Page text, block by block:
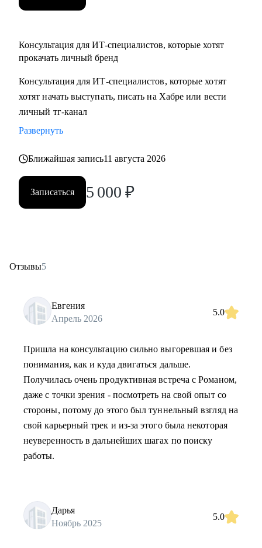
Консультация для ИТ-специалистов, которые хотят
прокачать личный бренд
Консультация для ИТ-специалистов, которые хотят
хотят начать выступать, писать на Хабре или вести
личный тг-канал
Развернуть
Ближайшая запись11 августа 2026
Записаться 5 000 ₽
Отзывы5
Евгения
Апрель 2026
5.0
Пришла на консультацию сильно выгоревшая и без
понимания, как и куда двигаться дальше.
Получилась очень продуктивная встреча с Романом,
даже с точки зрения - посмотреть на свой опыт со
стороны, потому до этого был туннельный взгляд на
свой карьерный трек и из-за этого была некоторая
неуверенность в дальнейших шагах по поиску
работы.
Дарья
Ноябрь 2025
5.0